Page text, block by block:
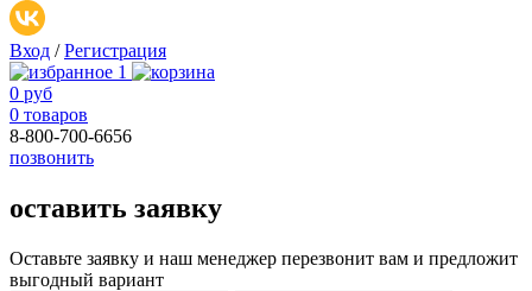
Вход / Регистрация
1
0 руб
0 товаров
8-800-700-6656
позвонить
оставить заявку
Оставьте заявку и наш менеджер перезвонит вам и предложит
выгодный вариант